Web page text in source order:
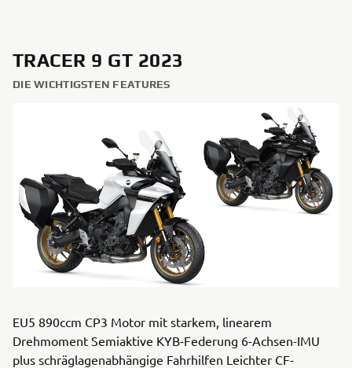
TRACER 9 GT 2023
DIE WICHTIGSTEN FEATURES
EU5 890ccm CP3 Motor mit starkem, linearem
Drehmoment Semiaktive KYB-Federung 6-Achsen-IMU
plus schräglagenabhängige Fahrhilfen Leichter CF-